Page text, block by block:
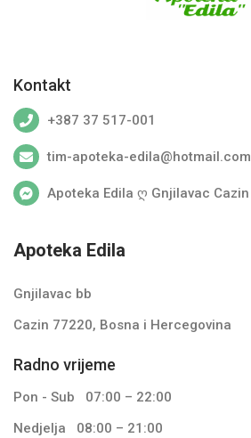
Kontakt
+387 37 517-001
tim-apoteka-edila@hotmail.com
Apoteka Edila ღ Gnjilavac Cazin
Apoteka Edila
Gnjilavac bb
Cazin 77220, Bosna i Hercegovina
Radno vrijeme
Pon - Sub
07:00 – 22:00
Nedjelja 08:00 – 21:00